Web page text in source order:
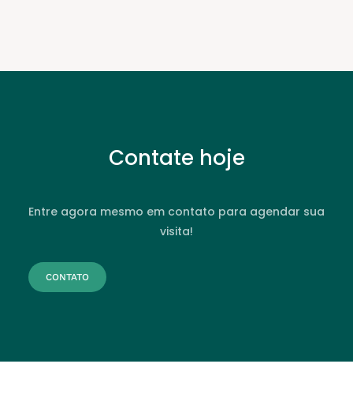
Contate hoje
Entre agora mesmo em contato para agendar sua
visita!
CONTATO